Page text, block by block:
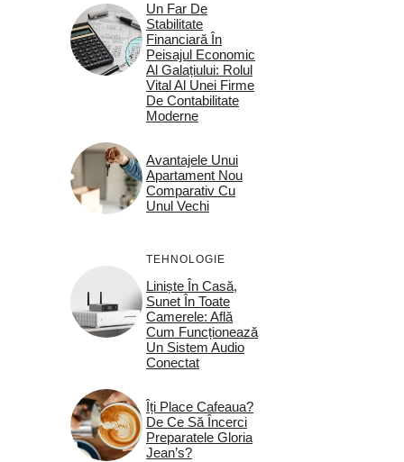
Un Far De
Stabilitate
Financiară În
Peisajul Economic
Al Galațiului: Rolul
Vital Al Unei Firme
De Contabilitate
Moderne
Avantajele Unui
Apartament Nou
Comparativ Cu
Unul Vechi
TEHNOLOGIE
Liniște În Casă,
Sunet În Toate
Camerele: Află
Cum Funcționează
Un Sistem Audio
Conectat
Îți Place Cafeaua?
De Ce Să Încerci
Preparatele Gloria
Jean’s?